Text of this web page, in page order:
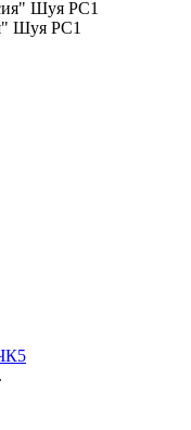
Шуя РС1